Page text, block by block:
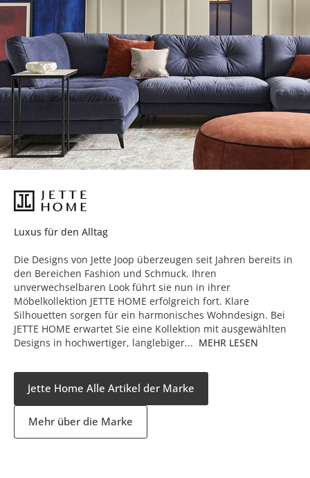
Luxus für den Alltag
Die Designs von Jette Joop überzeugen seit Jahren bereits in
den Bereichen Fashion und Schmuck. Ihren
unverwechselbaren Look führt sie nun in ihrer
Möbelkollektion JETTE HOME erfolgreich fort. Klare
Silhouetten sorgen für ein harmonisches Wohndesign. Bei
JETTE HOME erwartet Sie eine Kollektion mit ausgewählten
Designs in hochwertiger, langlebiger... MEHR LESEN
Jette Home Alle Artikel der Marke
Mehr über die Marke